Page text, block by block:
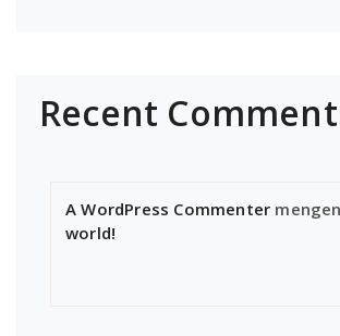
Recent
A WordPress Commenter
world!